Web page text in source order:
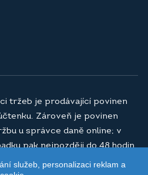
pekárna a.s.
tržeb je prodávající povinen
Zároveň je povinen
u správce daně online; v
pak nejpozději do 48 hodin.
služeb, personalizaci reklam a